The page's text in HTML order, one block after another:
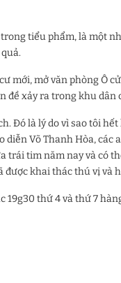
tiểu phẩm, là một
mới, mở văn phòng Ô
đề xảy ra trong khu dân
Đó là lý do vì sao tôi
Võ Thanh Hòa, các
trái tim​ năm nay và có
khai thác thú vị và
thứ 4 và thứ 7